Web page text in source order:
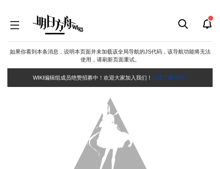
如果你看到本条消息，说明本页面并未加载该全局导航的JS代码，该导航功能将无法
使用，请刷新页面重试。
WIKI编辑组成员绝赞招募中！欢迎大家加入我们！ 点击了解详情~